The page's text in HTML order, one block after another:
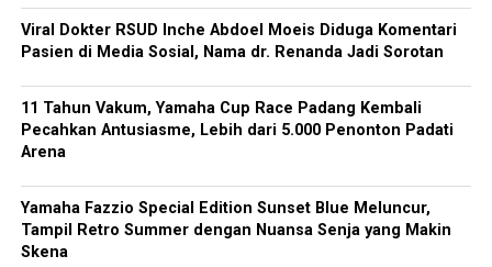
Viral Dokter RSUD Inche Abdoel Moeis Diduga Komentari
Pasien di Media Sosial, Nama dr. Renanda Jadi Sorotan
11 Tahun Vakum, Yamaha Cup Race Padang Kembali
Pecahkan Antusiasme, Lebih dari 5.000 Penonton Padati
Arena
Yamaha Fazzio Special Edition Sunset Blue Meluncur,
Tampil Retro Summer dengan Nuansa Senja yang Makin
Skena